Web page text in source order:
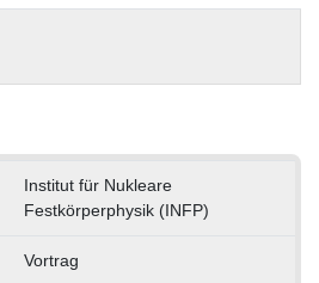
Institut für Nukleare
Festkörperphysik (INFP)
Vortrag